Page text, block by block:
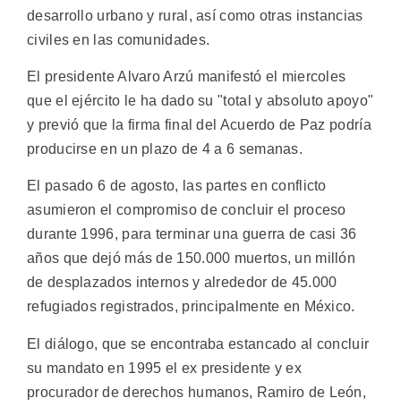
desarrollo urbano y rural, así como otras instancias
civiles en las comunidades.
El presidente Alvaro Arzú manifestó el miercoles
que el ejército le ha dado su "total y absoluto apoyo"
y previó que la firma final del Acuerdo de Paz podría
producirse en un plazo de 4 a 6 semanas.
El pasado 6 de agosto, las partes en conflicto
asumieron el compromiso de concluir el proceso
durante 1996, para terminar una guerra de casi 36
años que dejó más de 150.000 muertos, un millón
de desplazados internos y alrededor de 45.000
refugiados registrados, principalmente en México.
El diálogo, que se encontraba estancado al concluir
su mandato en 1995 el ex presidente y ex
procurador de derechos humanos, Ramiro de León,